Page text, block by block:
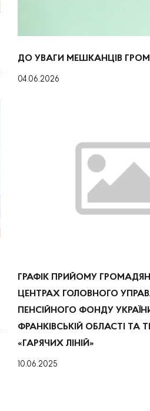
ДО УВАГИ МЕШКАНЦІВ
04.06.2026
ГРАФІК ПРИЙОМУ
ЦЕНТРАХ ГОЛОВНОГО
ПЕНСІЙНОГО ФОНДУ
ФРАНКІВСЬКІЙ ОБЛАСТІ ТА
«ГАРЯЧИХ ЛІНІЙ»
10.06.2025